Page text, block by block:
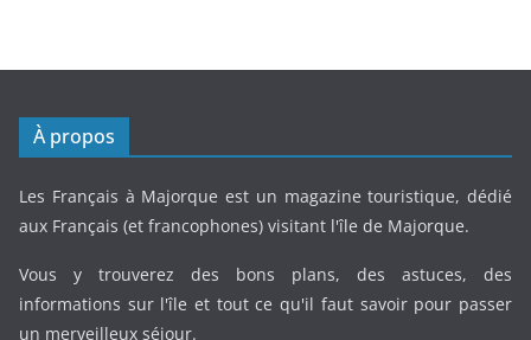
À propos
Les Français à Majorque est un magazine touristique, dédié
aux Français (et francophones) visitant l'île de Majorque.
Vous y trouverez des bons plans, des astuces, des
informations sur l'île et tout ce qu'il faut savoir pour passer
un merveilleux séjour.